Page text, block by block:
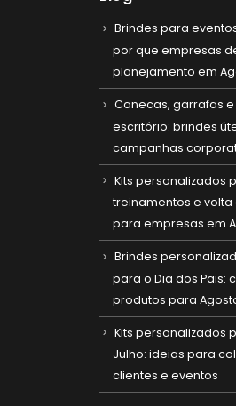
Brindes para
por que empresas
planejamento em
Canecas, garrafas e
escritório: brindes
campanhas
Kits personalizados
treinamentos e volta
para empresas em
Brindes
para o Dia dos Pais:
produtos para
Kits personalizados
Julho: ideias para
clientes e eventos